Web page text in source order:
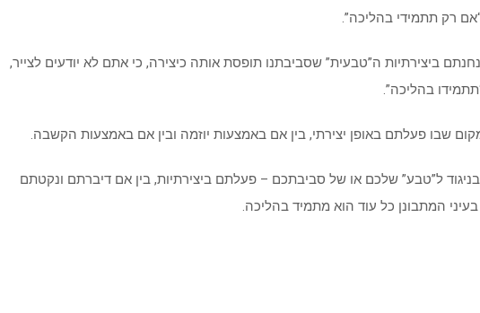
רק תתמידי בהליכה”.
ביצירתיות ה”טבעית” שסביבתנו תופסת אותה כיצירה, כי אתם לא יודעים לצייר,
בהליכה”.
שבו פעלתם באופן יצירתי, בין אם באמצעות יוזמה ובין אם באמצעות הקשבה.
ל”טבע” שלכם או של סביבתכם – פעלתם ביצירתיות, בין אם דיברתם ונקטתם
המתבונן כל עוד הוא מתמיד בהליכה.